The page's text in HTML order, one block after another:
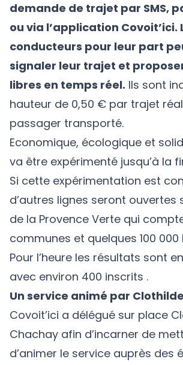
demande de trajet par SMS,
ou via l’application Covoit’ici.
conducteurs pour leur part
signaler leur trajet et
libres en temps réel. Ils sont
hauteur de 0,50 € par trajet
passager transporté.
Economique, écologique et
va être expérimenté jusqu’à la
Si cette expérimentation est
d’autres lignes seront ouvertes
de la Provence Verte qui
communes et quelques 100
Pour l’heure les résultats sont
avec environ 400 inscrits .
Un service animé par
Covoit’ici a délégué sur place
Chachay afin d’incarner de
d’animer le service auprès des